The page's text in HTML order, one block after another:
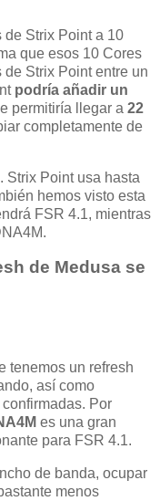
de Strix Point a 10
que esos 10 Cores
Strix Point entre un
podría añadir un
permitiría llegar a 22
completamente de
Strix Point usa hasta
hemos visto esta
FSR 4.1, mientras
de Medusa se
tenemos un refresh
así como
Por
es una gran
para FSR 4.1.
de banda, ocupar
menos